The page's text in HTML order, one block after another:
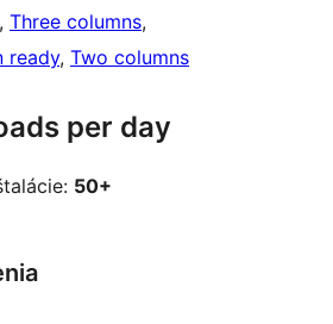
, Three columns
ready, Two columns
per day
50+